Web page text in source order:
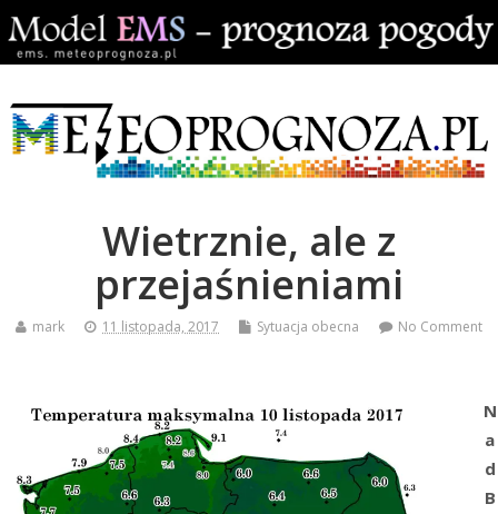
Wietrznie, ale z
przejaśnieniami
mark 11 listopada, 2017 Sytuacja obecna No Comment
N
a
d
B